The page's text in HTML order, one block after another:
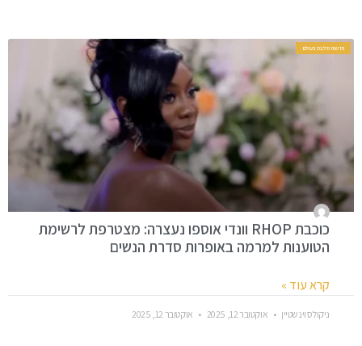
חדשות סלבס בעולם
כוכבת RHOP וונדי אוספו נעצרה: מצטרפת לרשימת
הטוענות למרמה באופרות סדרת הנשים
קרא עוד »
ניקולס וינשטיין אוקטובר 12, 2025 אוקטובר 12, 2025